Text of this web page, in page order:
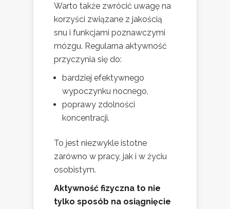
Warto także zwrócić uwagę na
korzyści związane z jakością
snu i funkcjami poznawczymi
mózgu. Regularna aktywność
przyczynia się do:
bardziej efektywnego
wypoczynku nocnego,
poprawy zdolności
koncentracji.
To jest niezwykle istotne
zarówno w pracy, jak i w życiu
osobistym.
Aktywność fizyczna to nie
tylko sposób na osiągnięcie